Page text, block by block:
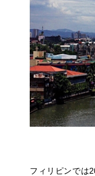
フィリピンでは